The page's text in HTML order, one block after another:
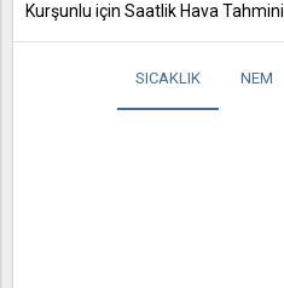
Kurşunlu için Saatlik Hava Tahmini
SICAKLIK NEM